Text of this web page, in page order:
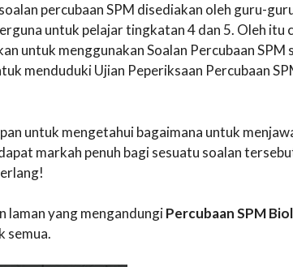
percubaan SPM disediakan oleh guru-
untuk pelajar tingkatan 4 dan 5. Oleh itu
untuk menggunakan Soalan Percubaan SPM
menduduki Ujian Peperiksaan Percubaan
untuk mengetahui bagaimana untuk
markah penuh bagi sesuatu soalan
laman yang mengandungiPercubaan SPM
semua.